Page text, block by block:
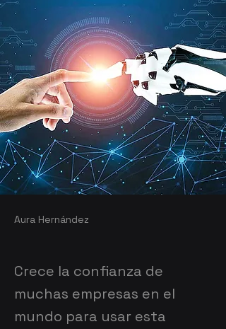
Aura Hernández
Crece la confianza de
muchas empresas en el
mundo para usar esta